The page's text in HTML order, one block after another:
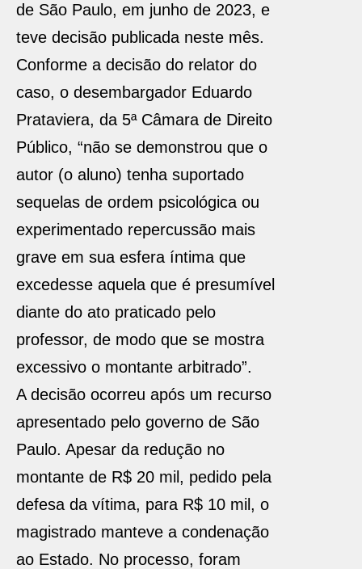
de São Paulo, em junho de 2023, e
teve decisão publicada neste mês.
Conforme a decisão do relator do
caso, o desembargador Eduardo
Prataviera, da 5ª Câmara de Direito
Público, “não se demonstrou que o
autor (o aluno) tenha suportado
sequelas de ordem psicológica ou
experimentado repercussão mais
grave em sua esfera íntima que
excedesse aquela que é presumível
diante do ato praticado pelo
professor, de modo que se mostra
excessivo o montante arbitrado”.
A decisão ocorreu após um recurso
apresentado pelo governo de São
Paulo. Apesar da redução no
montante de R$ 20 mil, pedido pela
defesa da vítima, para R$ 10 mil, o
magistrado manteve a condenação
ao Estado. No processo, foram